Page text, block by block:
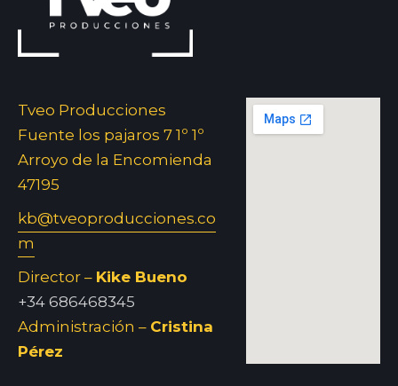
Tveo Producciones
Fuente los pajaros 7 1º 1º
Arroyo de la Encomienda
47195
kb@tveoproducciones.co
m
Director – Kike Bueno
+34 686468345
Administración – Cristina
Pérez